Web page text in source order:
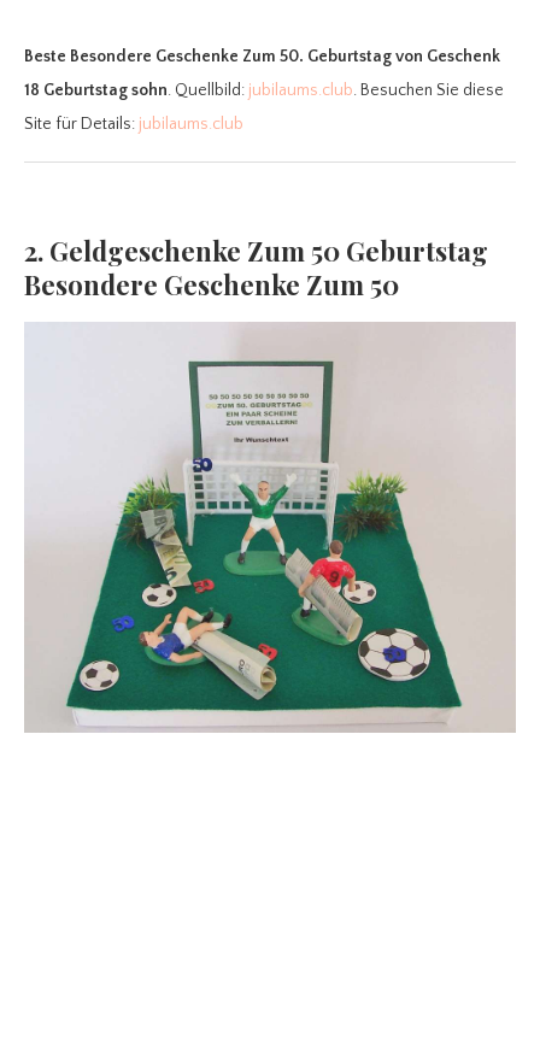
Beste Besondere Geschenke Zum 50. Geburtstagvon Geschenk
18 Geburtstag sohn. Quellbild: jubilaums.club. Besuchen Sie diese
Site für Details: jubilaums.club
2. Geldgeschenke Zum 50 Geburtstag
Besondere Geschenke Zum 50